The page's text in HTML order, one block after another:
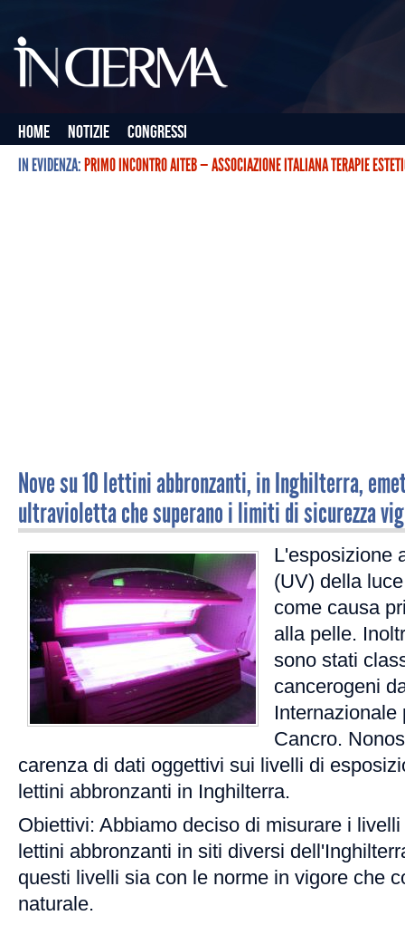
Home Notizie
Congressi
IN EVIDENZA:PRIMO INCONTRO AITEB — ASSOCIAZIONE ITALIANA TERAPIE
Nove su 10 lettini abbronzanti, in Inghilterra,
ultravioletta che superano i limiti di sicurezza
L'esposizione
(UV) della
come causa
alla pelle.
sono stati
cancerogeni
Internazionale
Cancro.
carenza di dati oggettivi sui livelli di
lettini abbronzanti in Inghilterra.
Obiettivi: Abbiamo deciso di misurare i
lettini abbronzanti in siti diversi
questi livelli sia con le norme in vigore che
naturale.